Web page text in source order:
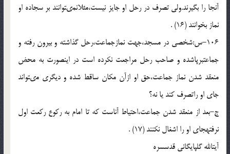
آن‏جا را بگیرند.ولى تصرف در رحل او جایز نیست،مثلانمى‏توانند بر سجاده او
نماز بخوانند (16) .
106-س:شخصى در مسجد،جهت نمازجماعت،رحل گذاشته و بیرون رفته و
جماعت‏برپاشده و صاحب رحل مراجعت نکرده است در این‏صورت به محض
منعقد شدن نماز جماعت،حق او ازآن مکان ساقط شده و دیگرى مى‏تواند
جاى او راتصرف کند یا نه؟
ج-بعد از منعقد شدن جماعت،احتیاط آن‏است که تا امام به رکوع رکعت اول
نرفته‏جاى او را اشغال نکنند (17) .
آیت‏الله گلپایگانى قدس‏سره